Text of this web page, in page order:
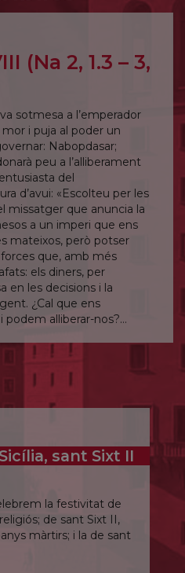
(Na 2, 1.3 – 3,
sotmesa a l’emperador
i puja al poder un
Nabopdasar;
peu a l’alliberament
del
d’avui: «Escolteu per les
missatger que anuncia la
a un imperi que ens
mateixos, però potser
que, amb més
els diners, per
en les decisions i la
¿Cal que ens
podem alliberar-nos?
d’allò que no en sóc
sant Sixt II
la festivitat de
de sant Sixt II,
màrtirs; i la de sant